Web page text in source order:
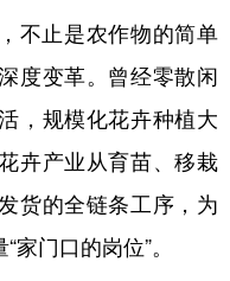
止是农作物的简单
度变革。曾经零散闲
，规模化花卉种植大
卉产业从育苗、移栽
货的全链条工序，为
家门口的岗位”。